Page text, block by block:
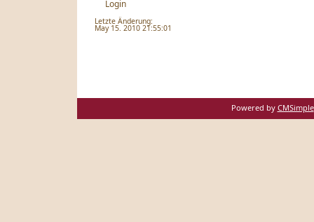
Login
Letzte Änderung:
May 15. 2010 21:55:01
Powered by CMSimple